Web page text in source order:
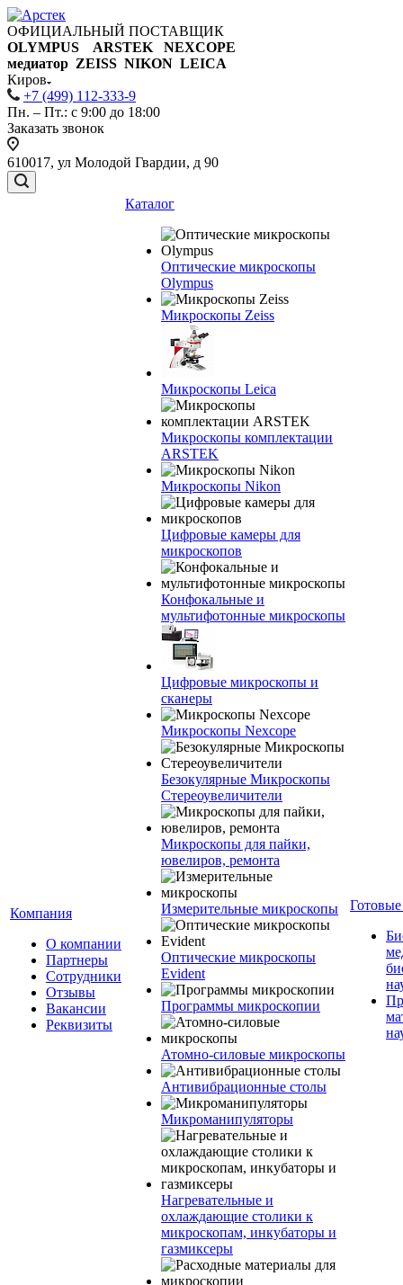
ОФИЦИАЛЬНЫЙ ПОСТАВЩИК
OLYMPUS ARSTEK NEXCOPE
медиатор ZEISS NIKON LEICA
Киров
+7 (499) 112-333-9
Пн. – Пт.: с 9:00 до 18:00
Заказать звонок
610017, ул Молодой Гвардии, д 90
Компания
О компании
Партнеры
Сотрудники
Отзывы
Вакансии
Реквизиты
Каталог
Оптические микроскопы
Olympus
Микроскопы Zeiss
Микроскопы Leica
Микроскопы комплектации
ARSTEK
Микроскопы Nikon
Цифровые камеры для
микроскопов
Конфокальные и
мультифотонные микроскопы
Цифровые микроскопы и
сканеры
Микроскопы Nexcope
Безокулярные Микроскопы
Стереоувеличители
Микроскопы для пайки,
ювелиров, ремонта
Измерительные микроскопы
Оптические микроскопы
Evident
Программы микроскопии
Атомно-силовые микроскопы
Антивибрационные столы
Микроманипуляторы
Нагревательные и
охлаждающие столики к
микроскопам, инкубаторы и
газмиксеры